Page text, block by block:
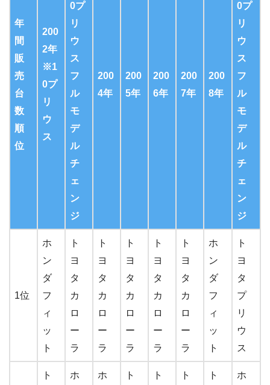
年
間
販
売
台
数
順
位
200
2年
※1
0プ
リ
ウ
ス
0プ
リ
ウ
ス
フ
ル
モ
デ
ル
チ
ェ
ン
ジ
200
4年
200
5年
200
6年
200
7年
200
8年
0プ
リ
ウ
ス
フ
ル
モ
デ
ル
チ
ェ
ン
ジ
1位
ホ
ン
ダ
フ
ィ
ッ
ト
ト
ヨ
タ
カ
ロ
ー
ラ
ト
ヨ
タ
カ
ロ
ー
ラ
ト
ヨ
タ
カ
ロ
ー
ラ
ト
ヨ
タ
カ
ロ
ー
ラ
ト
ヨ
タ
カ
ロ
ー
ラ
ホ
ン
ダ
フ
ィ
ッ
ト
ト
ヨ
タ
プ
リ
ウ
ス
ト
ホ
ホ
ト
ト
ト
ト
ホ